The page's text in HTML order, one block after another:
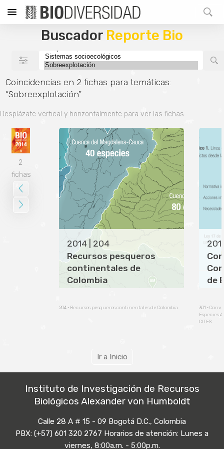
Buscador Reporte Bio
Coincidencias en 2 fichas para temáticas:
“Sobreexplotación”
Desplázate vertical y horizontalmente para ver las fichas
2
fichas
2014 | 204
Recursos pesqueros
continentales de
Colombia
204 · Recursos pesqueros continentales de Colombia
de
301 ·
Especies
CITES
Ir a Inicio
Instituto de Investigación de Recursos
Biológicos Alexander von Humboldt
Calle 28 A # 15 - 09 Bogotá D.C., Colombia
PBX: (+57) 601 320 2767 Horarios de atención: Lunes a
viernes, 8:00a.m. - 5:00p.m.